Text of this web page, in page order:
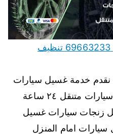
غسيل سيارات متنقل العيون 69663233 تنظيف
نقدم خدمة غسيل سيارات
غسيل سيارات بالمنزلغسيل سيارات متنقل ٢٤ ساعة
زنجات سيارات غسيل
امام المنزل